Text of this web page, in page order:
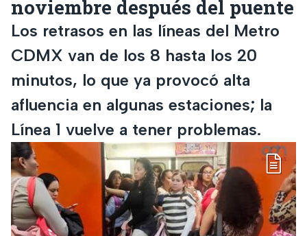
noviembre después del puente
Los retrasos en las líneas del Metro
CDMX van de los 8 hasta los 20
minutos, lo que ya provocó alta
afluencia en algunas estaciones; la
Línea 1 vuelve a tener problemas.